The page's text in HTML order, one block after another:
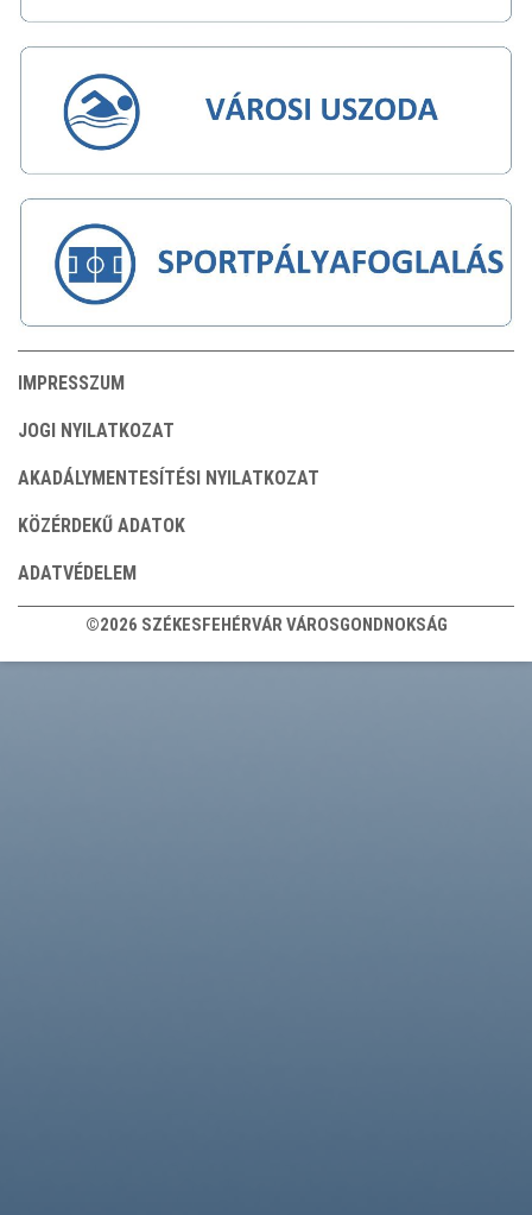
IMPRESSZUM
JOGI NYILATKOZAT
AKADÁLYMENTESÍTÉSI NYILATKOZAT
KÖZÉRDEKŰ ADATOK
ADATVÉDELEM
©2026 SZÉKESFEHÉRVÁR VÁROSGONDNOKSÁG